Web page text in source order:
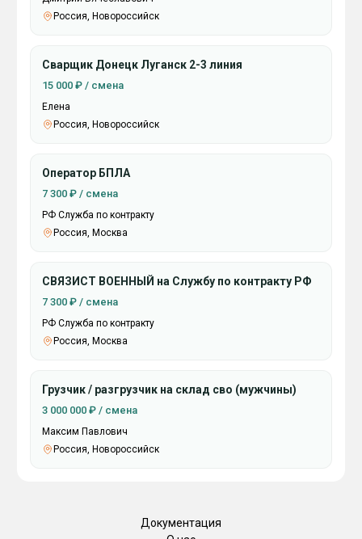
Россия, Новороссийск
Сварщик Донецк Луганск 2-3 линия
15 000 ₽ / смена
Елена
Россия, Новороссийск
Оператор БПЛА
7 300 ₽ / смена
РФ Служба по контракту
Россия, Москва
СВЯЗИСТ ВОЕННЫЙ на Службу по контракту РФ
7 300 ₽ / смена
РФ Служба по контракту
Россия, Москва
Грузчик / разгрузчик на склад сво (мужчины)
3 000 000 ₽ / смена
Максим Павлович
Россия, Новороссийск
Документация